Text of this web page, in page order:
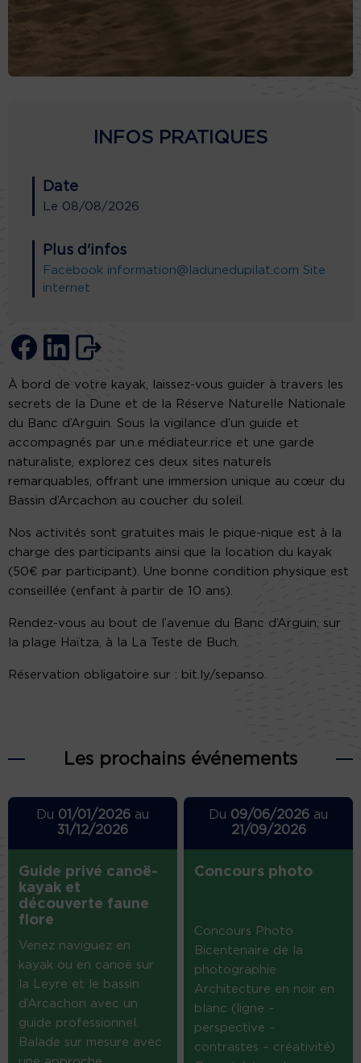
INFOS PRATIQUES
Date
Le 08/08/2026
Plus d'infos
Facebook information@ladunedupilat.com Site
internet
À bord de votre kayak, laissez-vous guider à travers les
secrets de la Dune et de la Réserve Naturelle Nationale
du Banc d’Arguin. Sous la vigilance d’un guide et
accompagnés par un.e médiateur.rice et une garde
naturaliste, explorez ces deux sites naturels
remarquables, offrant une immersion unique au cœur du
Bassin d’Arcachon au coucher du soleil.
Nos activités sont gratuites mais le pique-nique est à la
charge des participants ainsi que la location du kayak
(50€ par participant). Une bonne condition physique est
conseillée (enfant à partir de 10 ans).
Rendez-vous au bout de l’avenue du Banc d’Arguin, sur
la plage Haïtza, à la La Teste de Buch.
Réservation obligatoire sur : bit.ly/sepanso
Les prochains événements
Du 01/01/2026au
31/12/2026
Guide privé canoë-
kayak et
découverte faune
flore
Venez naviguez en
kayak ou en canoë sur
la Leyre et le bassin
d’Arcachon avec un
guide professionnel.
Balade sur mesure avec
Du 09/06/2026 au
21/09/2026
Concours photo
Concours Photo
Bicentenaire de la
photographie
Architecture en noir en
blanc (ligne –
perspective –
contrastes – créativité)